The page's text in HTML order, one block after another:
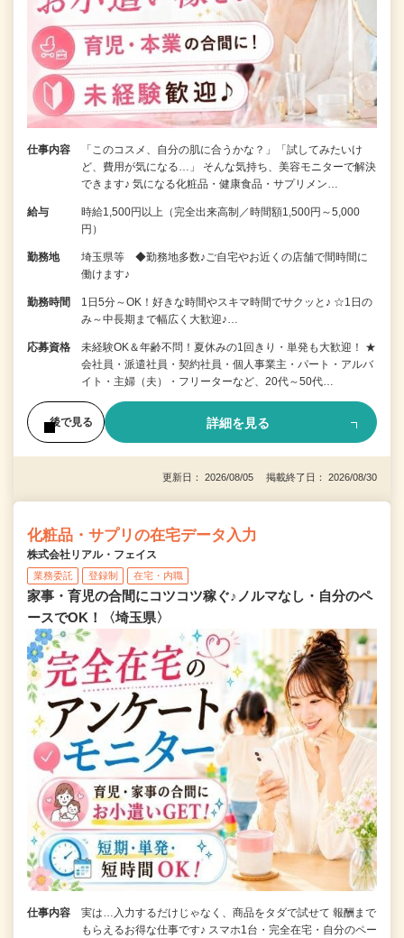
仕事内容
「このコスメ、自分の肌に合うかな？」「試してみたいけ
ど、費用が気になる…」 そんな気持ち、美容モニターで解決
できます♪ 気になる化粧品・健康食品・サプリメン…
給与
時給1,500円以上（完全出来高制／時間額1,500円～5,000
円）
勤務地
埼玉県等 ◆勤務地多数♪ご自宅やお近くの店舗で間時間に
働けます♪
勤務時間
1日5分～OK！好きな時間やスキマ時間でサクッと♪ ☆1日の
み～中長期まで幅広く大歓迎♪…
応募資格
未経験OK＆年齢不問！夏休みの1回きり・単発も大歓迎！ ★
会社員・派遣社員・契約社員・個人事業主・パート・アルバ
イト・主婦（夫）・フリーターなど、20代～50代…
後で見る 詳細を見る
更新日： 2026/08/05 掲載終了日： 2026/08/30
化粧品・サプリの在宅データ入力
株式会社リアル・フェイス
業務委託 登録制 在宅・内職
家事・育児の合間にコツコツ稼ぐ♪ノルマなし・自分のペ
ースでOK！〈埼玉県〉
仕事内容
実は…入力するだけじゃなく、商品をタダで試せて 報酬まで
もらえるお得な仕事です♪ スマホ1台・完全在宅・自分のペー